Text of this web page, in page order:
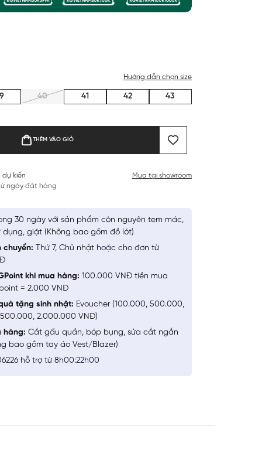
Hướng dẫn chọn size
40 41 42
43
THÊM VÀO GIỎ
dự kiến
ngày đặt hàng
Mua tại showroom
30 ngày với sản phẩm còn nguyên tem mác,
dụng, giặt (Không bao gồm đồ lót)
chuyển: Thứ 7, Chủ nhật hoặc cho đơn từ
khi mua hàng: 100.000 VNĐ tiền mua
= 2.000 VNĐ
tặng sinh nhật: Evoucher (100.000, 500.000,
2.000.000 VNĐ)
hàng: Cắt gấu quần, bóp bụng, sửa cắt ngắn
bao gồm tay áo Vest/Blazer)
hỗ trợ từ 8h00:22h00